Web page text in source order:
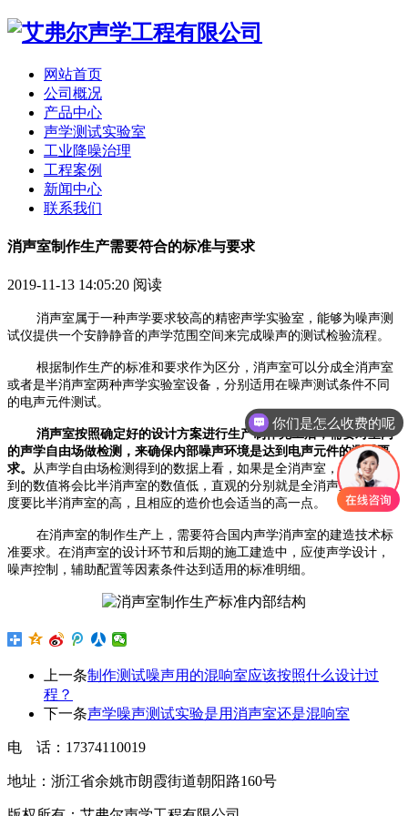
网站首页
公司概况
产品中心
声学测试实验室
工业降噪治理
工程案例
新闻中心
联系我们
消声室制作生产需要符合的标准与要求
2019-11-13 14:05:20 阅读
消声室属于一种声学要求较高的精密声学实验室，能够为噪声测
试仪提供一个安静静音的声学范围空间来完成噪声的测试检验流程。
根据制作生产的标准和要求作为区分，消声室可以分成全消声室
或者是半消声室两种声学实验室设备，分别适用在噪声测试条件不同
的电声元件测试。
消声室按照确定好的设计方案进行生产制作完工后，需要对室内
的声学自由场做检测，来确保内部噪声环境是达到电声元件的测试要
求。 从声学自由场检测得到的数据上看，如果是全消声室，那么检测
到的数值将会比半消声室的数值低，直观的分别就是全消声室的精密
度要比半消声室的高，且相应的造价也会适当的高一点。
在消声室的制作生产上，需要符合国内声学消声室的建造技术标
准要求。在消声室的设计环节和后期的施工建造中，应使声学设计，
噪声控制，辅助配置等因素条件达到适用的标准明细。
上一条制作测试噪声用的混响室应该按照什么设计过
程？
下一条声学噪声测试实验是用消声室还是混响室
电 话：17374110019
地址：浙江省余姚市朗霞街道朝阳路160号
你们是怎么收费的呢